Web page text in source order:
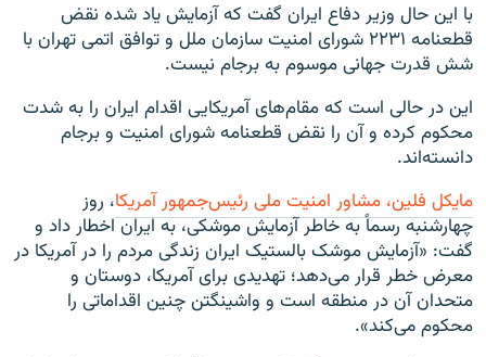
با این حال وزیر دفاع ایران گفت که آزمایش یاد شده نقض
قطعنامه ۲۲۳۱ شورای امنیت سازمان ملل و توافق اتمی تهران با
شش قدرت جهانی موسوم به برجام نیست.
این در حالی است که مقام‌های آمریکایی اقدام ایران را به شدت
محکوم کرده و آن را نقض قطعنامه شورای امنیت و برجام
دانسته‌اند.
مایکل فلین، مشاور امنیت ملی رئیس‌جمهور آمریکا، روز
چهارشنبه رسماً به خاطر آزمایش موشکی، به ایران اخطار داد و
گفت: «آزمایش موشک بالستیک ایران زندگی مردم را در آمریکا در
معرض خطر قرار می‌دهد؛ تهدیدی برای آمریکا، دوستان و
متحدان آن در منطقه است و واشینگتن چنین اقداماتی را
محکوم می‌کند».